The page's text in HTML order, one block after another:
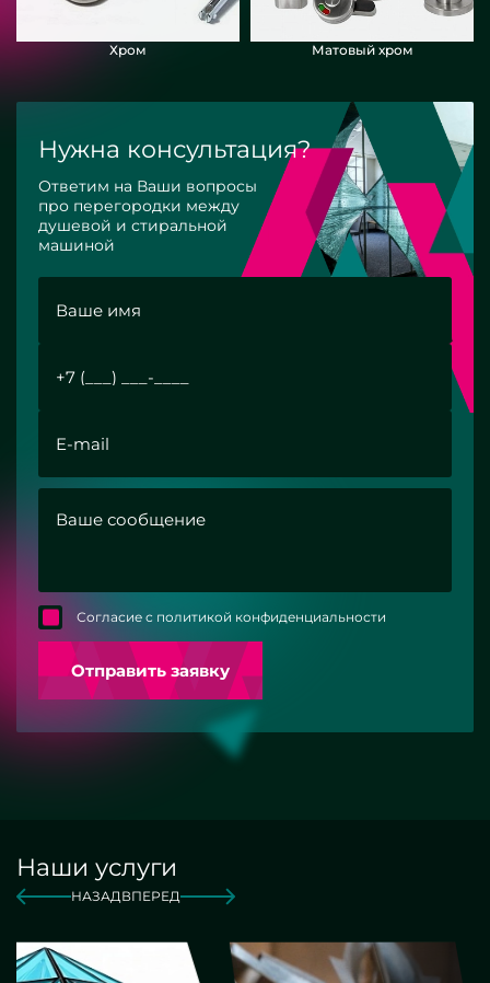
Хром Матовый хром
Нужна консультация?
Ответим на Ваши вопросы
про перегородки между
душевой и стиральной
машиной
Согласие с политикой конфиденциальности
Отправить заявку
Наши услуги
НАЗАДВПЕРЕД